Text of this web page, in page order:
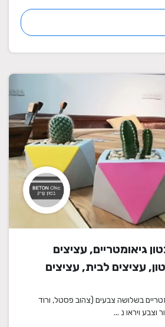
גיאומטריים, עציצים
עציצים לבית, עציצים
עציצי מתנה,
בשלושה צבעים (צהוב פסטל, ורוד
וצבע ויראו נ ...